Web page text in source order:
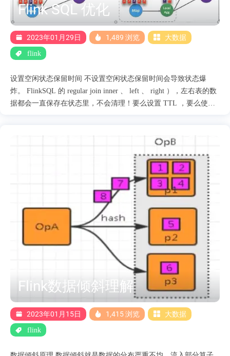
1001 80 1002 100 inner join 当A表中每一条数据到达时，都会和B
表中....
Flink SQL 优化
2023年01月29日 1,489 浏览 大数据
flink
设置空闲状态保留时间 不设置空闲状态保留时间会导致状态爆
炸。 FlinkSQL 的 regular join inner 、 left 、 right ），左右表的数
据都会一直保存在状态里，不会清理！要么设置 TTL ，要么使用
时间之后，对应的 状态就不再需要了。 Flink SQL可以指定空闲状
态（即未更新的状态）被保留的最小时间 当状态中某个 key对应的
状态未更新的时间达到阈值时， 该条状态被自动清理。 API 设
置： tableEnv.getConfig().setIdleStateRetention(Duration.ofHours(1));
配置参数设置： Configuration configuration =
tableEnv.getConfig().getConfiguration();
configuration.setString("table.exec.state.ttl", " 1 h" ); ....
Flink数据倾斜理解
2023年01月15日 1,415 浏览 大数据
flink